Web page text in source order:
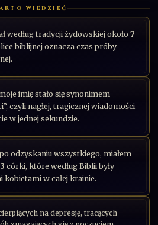
WIEDZIEĆ
według tradycji żydowskiej około 7
biblijnej oznacza czas próby
imię stało się synonimem
czyli nagłej, tragicznej wiadomości
w jednej sekundzie.
odzyskaniu wszystkiego, miałem
3 córki, które według Biblii były
kobietami w całej krainie.
na depresję, tracących